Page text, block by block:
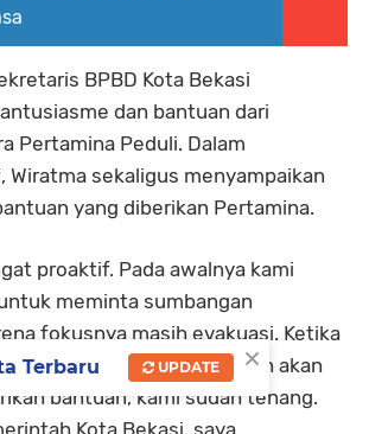
BPBD Kota Bekasi
dan bantuan dari
Pertamina Peduli. Dalam
Wiratma sekaligus menyampaikan
yang diberikan Pertamina.
proaktif. Pada awalnya kami
meminta sumbangan
fokusnya masih evakuasi. Ketika
dan menyampaikan akan
bantuan, kami sudah tenang.
Kota Bekasi, saya
×
Terbaru UPDATE